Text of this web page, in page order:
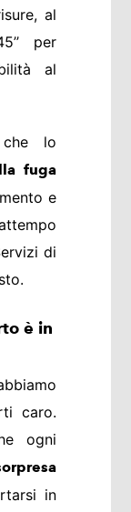
al
per
al
lo
fuga
e
di
è in
caro.
ogni
in